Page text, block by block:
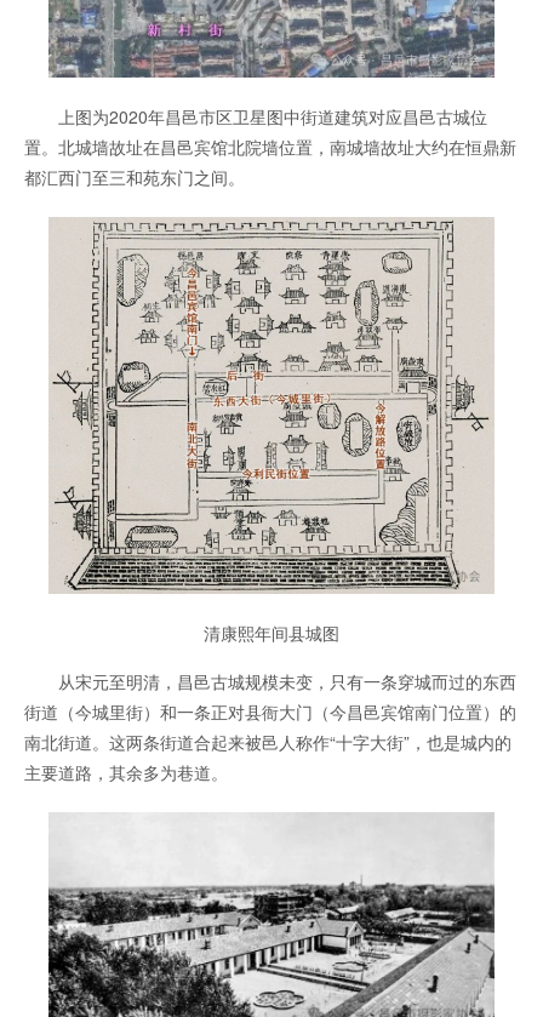
上图为2020年昌邑市区卫星图中街道建筑对应昌邑古城位
置。北城墙故址在昌邑宾馆北院墙位置，南城墙故址大约在恒鼎新
都汇西门至三和苑东门之间。
清康熙年间县城图
从宋元至明清，昌邑古城规模未变，只有一条穿城而过的东西
街道（今城里街）和一条正对县衙大门（今昌邑宾馆南门位置）的
南北街道。这两条街道合起来被邑人称作“十字大街”，也是城内的
主要道路，其余多为巷道。